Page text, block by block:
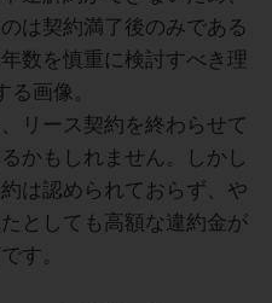
リース契約を終わらせて
かもしれません。しかし
は認められておらず、や
としても高額な違約金が
す。